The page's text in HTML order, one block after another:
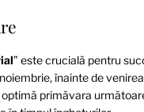
” este crucială pentru
înainte de
primăvara